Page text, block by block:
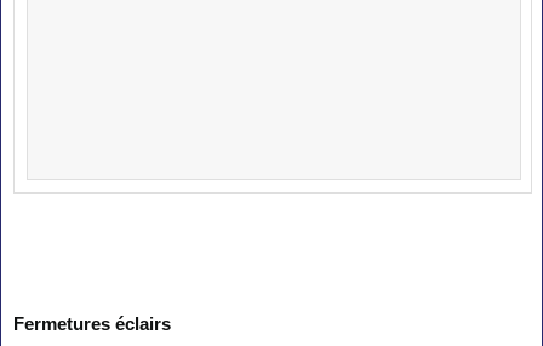
Fermetures éclairs